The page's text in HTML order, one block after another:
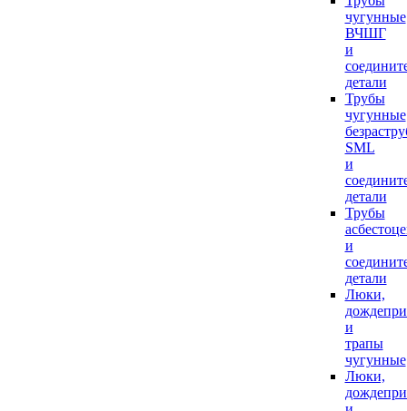
чугунные
ВЧШГ
и
детали
Трубы
чугунные
SML
и
детали
Трубы
и
детали
Люки,
и
трапы
чугунные
Люки,